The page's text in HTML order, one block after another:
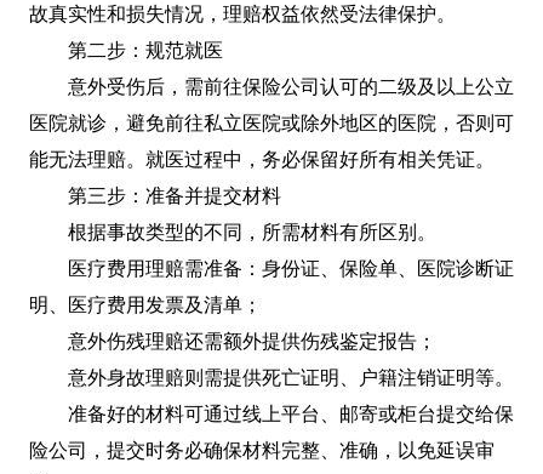
故真实性和损失情况，理赔权益依然受法律保护。
第二步：规范就医
意外受伤后，需前往保险公司认可的二级及以上公立
医院就诊，避免前往私立医院或除外地区的医院，否则可
能无法理赔。就医过程中，务必保留好所有相关凭证。
第三步：准备并提交材料
根据事故类型的不同，所需材料有所区别。
医疗费用理赔需准备：身份证、保险单、医院诊断证
明、医疗费用发票及清单；
意外伤残理赔还需额外提供伤残鉴定报告；
意外身故理赔则需提供死亡证明、户籍注销证明等。
准备好的材料可通过线上平台、邮寄或柜台提交给保
险公司，提交时务必确保材料完整、准确，以免延误审